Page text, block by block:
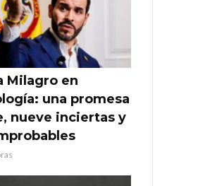
Milagro en
una promesa
nueve inciertas y